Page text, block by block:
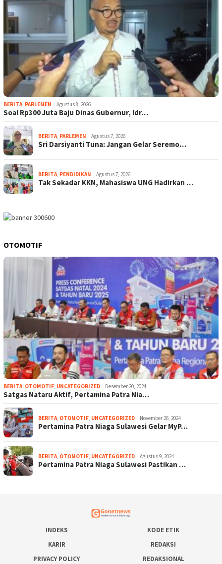
BERITA, PARLEMEN Agustus 8, 2026
Soal Rp300 Juta Baju Dinas Gubernur, Idr…
BERITA, PARLEMEN Agustus 7, 2026
Sri Darsiyanti Tuna: Jangan Gelar Seremo…
BERITA, PENDIDIKAN Agustus 7, 2026
Tak Sekadar KKN, Mahasiswa UNG Hadirkan …
OTOMOTIF
BERITA, OTOMOTIF, UNCATEGORIZED Desember 20, 2024
Satgas Nataru Aktif, Pertamina Patra Nia…
BERITA, OTOMOTIF, UNCATEGORIZED November 26, 2024
Pertamina Patra Niaga Sulawesi Gelar MyP…
BERITA, OTOMOTIF, UNCATEGORIZED Agustus 9, 2024
Pertamina Patra Niaga Sulawesi Pastikan …
INDEKS
KODE ETIK
KARIR
REDAKSI
PRIVACY POLICY
REDAKSIONAL